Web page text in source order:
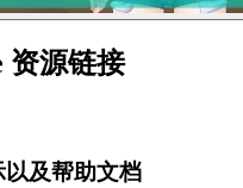
资源链接
及帮助文档